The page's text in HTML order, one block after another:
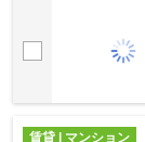
賃貸 | マンション